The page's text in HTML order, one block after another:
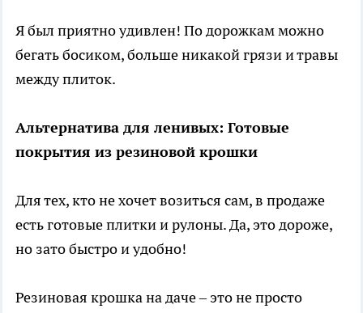
Я был приятно удивлен! По дорожкам можно
бегать босиком, больше никакой грязи и травы
между плиток.
Альтернатива для ленивых: Готовые
покрытия из резиновой крошки
Для тех, кто не хочет возиться сам, в продаже
есть готовые плитки и рулоны. Да, это дороже,
но зато быстро и удобно!
Резиновая крошка на даче – это не просто